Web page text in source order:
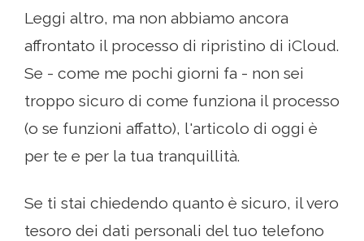
Leggi altro, ma non abbiamo ancora
affrontato il processo di ripristino di iCloud.
Se - come me pochi giorni fa - non sei
troppo sicuro di come funziona il processo
(o se funzioni affatto), l'articolo di oggi è
per te e per la tua tranquillità.
Se ti stai chiedendo quanto è sicuro, il vero
tesoro dei dati personali del tuo telefono